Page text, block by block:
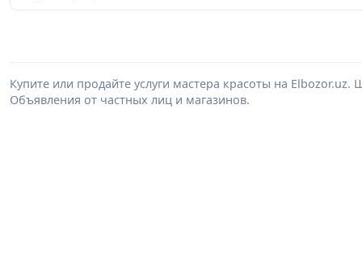
Купите или продайте услуги мастера красоты на
Объявления от частных лиц и магазинов.